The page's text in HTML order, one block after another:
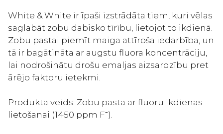
White & White ir īpaši izstrādāta tiem, kuri vēlas
saglabāt zobu dabisko tīrību, lietojot to ikdienā.
Zobu pastai piemīt maiga attīroša iedarbība, un
tā ir bagātināta ar augstu fluora koncentrāciju,
lai nodrošinātu drošu emaljas aizsardzību pret
ārējo faktoru ietekmi.
Produkta veids: Zobu pasta ar fluoru ikdienas
lietošanai (1450 ppm F⁻).